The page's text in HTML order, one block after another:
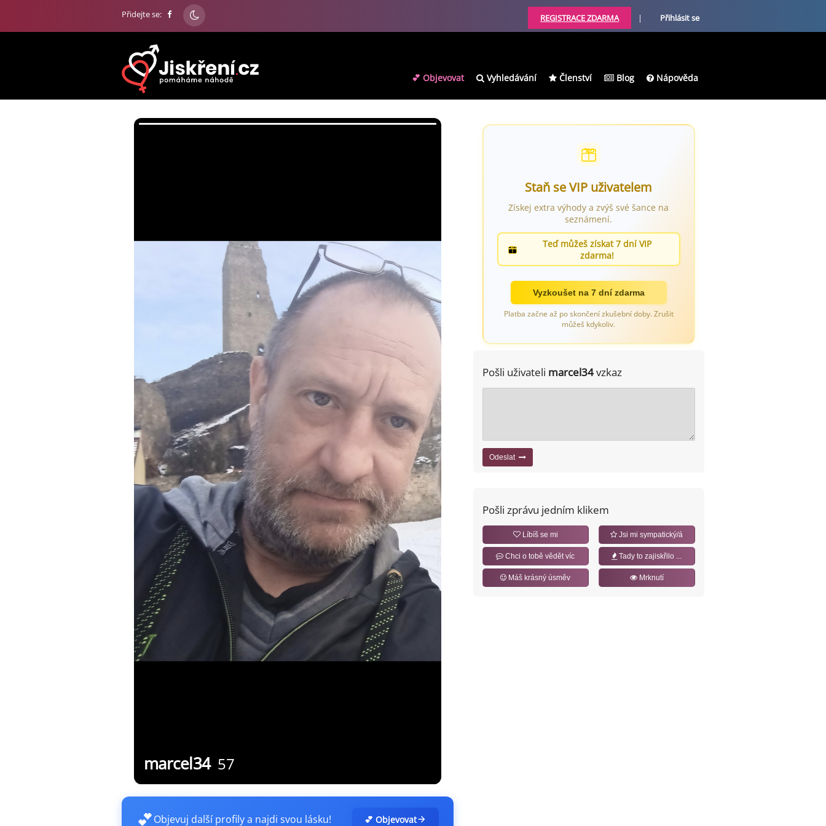
Přidejte se: REGISTRACE ZDARMA | Přihlásit se
💕 Objevovat Vyhledávání Členství Blog Nápověda
marcel34 57
💕Objevuj další profily a najdi svou lásku! 💕 Objevovat
Staň se VIP uživatelem
Získej extra výhody a zvýš své šance na
seznámení.
Teď můžeš získat 7 dní VIP
zdarma!
Vyzkoušet na 7 dní zdarma
Platba začne až po skončení zkušební doby. Zrušit
můžeš kdykoliv.
Pošli uživateli marcel34vzkaz
Odeslat
Pošli zprávu jedním klikem
Líbíš se mi Jsi mi sympatický/á
Chci o tobě vědět víc Tady to zajiskřilo ...
Máš krásný úsměv Mrknutí